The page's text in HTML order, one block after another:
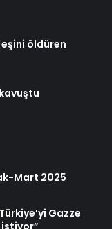
öldüren
Mart 2025
Gazze
istiyor”